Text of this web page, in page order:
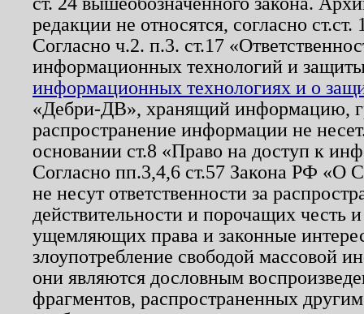
редакции не относятся, согласно
Согласно ч.2. п.3. ст.17
информационных технологий и
информационных технологиях и о
«Дебри-ДВ», хранящий информацию,
распространение информации не
основании ст.8 «Право на доступ к
Согласно пп.3,4,6 ст.57 Закона РФ «О
не несут ответственности за
действительности и порочащих честь
ущемляющих права и законные
злоупотребление свободой массовой
они являются дословным
фрагментов, распространенных